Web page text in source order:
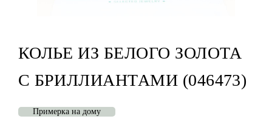
КОЛЬЕ ИЗ БЕЛОГО ЗОЛОТА
С БРИЛЛИАНТАМИ (046473)
Примерка на дому